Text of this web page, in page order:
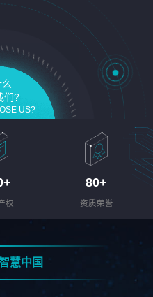
么
们?
US?
+
权
80+
资质荣誉
慧中国